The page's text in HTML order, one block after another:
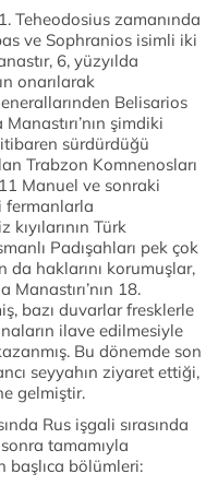
Teheodosius zamanında
ve Sophranios isimli iki
6, yüzyılda
onarılarak
Belisarios
şimdiki
itibaren sürdürdüğü
Trabzon Komnenosları
Manuel ve sonraki
fermanlarla
Türk
Padışahları pek çok
da haklarını korumuşlar,
18.
bazı duvarlar fresklerle
ilave edilmesiyle
Bu dönemde son
seyyahın ziyaret ettiği,
gelmiştir.
Rus işgali sırasında
tamamıyla
başlıca bölümleri: